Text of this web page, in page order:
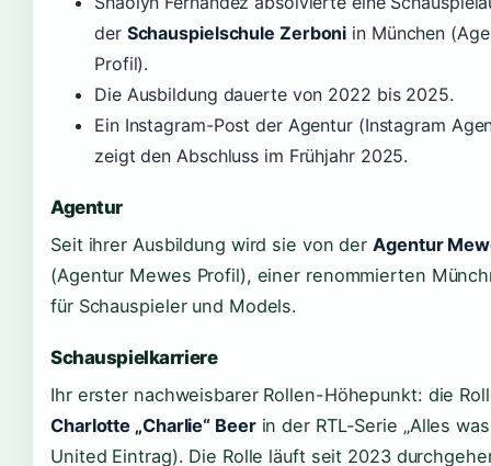
der Schauspielschule Zerboni in München
Profil).
Die Ausbildung dauerte von 2022 bis 2025.
Ein Instagram-Post der Agentur (Instagram
zeigt den Abschluss im Frühjahr 2025.
Agentur
Seit ihrer Ausbildung wird sie von derAgentur
(Agentur Mewes Profil), einer renommierten
für Schauspieler und Models.
Schauspielkarriere
Ihr erster nachweisbarer Rollen-Höhepunkt: die
Charlotte „Charlie“ Beerin der RTL-Serie „Alles
United Eintrag). Die Rolle läuft seit 2023